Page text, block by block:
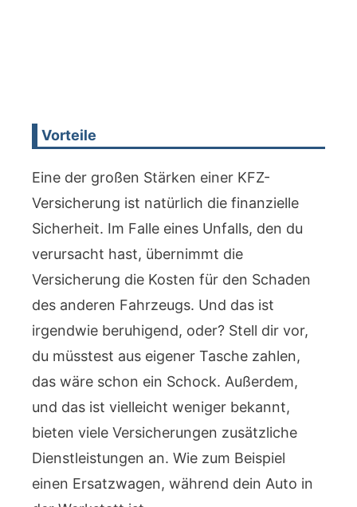
Vorteile
Eine der großen Stärken einer KFZ-
Versicherung ist natürlich die finanzielle
Sicherheit. Im Falle eines Unfalls, den du
verursacht hast, übernimmt die
Versicherung die Kosten für den Schaden
des anderen Fahrzeugs. Und das ist
irgendwie beruhigend, oder? Stell dir vor,
du müsstest aus eigener Tasche zahlen,
das wäre schon ein Schock. Außerdem,
und das ist vielleicht weniger bekannt,
bieten viele Versicherungen zusätzliche
Dienstleistungen an. Wie zum Beispiel
einen Ersatzwagen, während dein Auto in